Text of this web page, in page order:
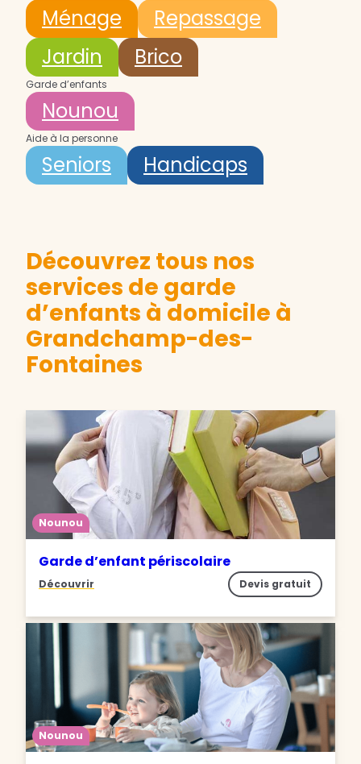
Ménage
Repassage
Jardin
Brico
Garde d’enfants
Nounou
Aide à la personne
Seniors Handicaps
Découvrez tous nos
services de garde
d’enfants à domicile à
Grandchamp-des-
Fontaines
Nounou
Garde d’enfant périscolaire
Découvrir Devis gratuit
Nounou